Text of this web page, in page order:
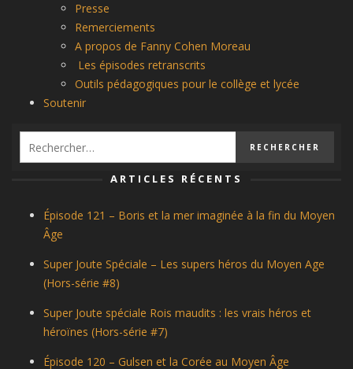
Presse
Remerciements
A propos de Fanny Cohen Moreau
Les épisodes retranscrits
Outils pédagogiques pour le collège et lycée
Soutenir
ARTICLES RÉCENTS
Épisode 121 – Boris et la mer imaginée à la fin du Moyen
Âge
Super Joute Spéciale – Les supers héros du Moyen Age
(Hors-série #8)
Super Joute spéciale Rois maudits : les vrais héros et
héroïnes (Hors-série #7)
Épisode 120 – Gulsen et la Corée au Moyen Âge